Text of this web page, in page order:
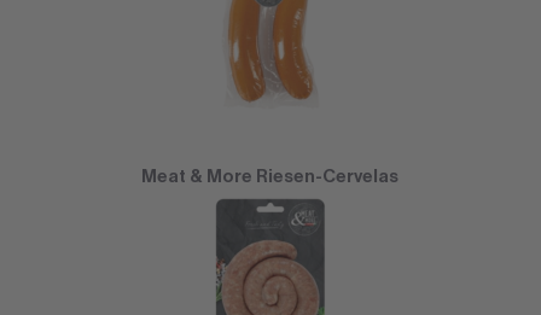
Meat & More Riesen-Cervelas